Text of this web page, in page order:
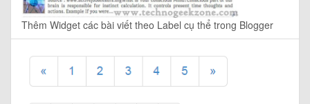
Thêm Widget các bài viết theo Label cụ thể trong Blogger